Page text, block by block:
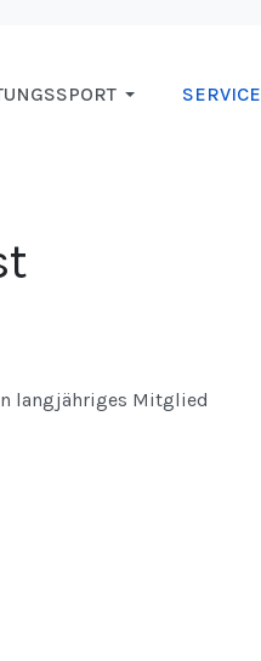
SERVICE
langjähriges Mitglied